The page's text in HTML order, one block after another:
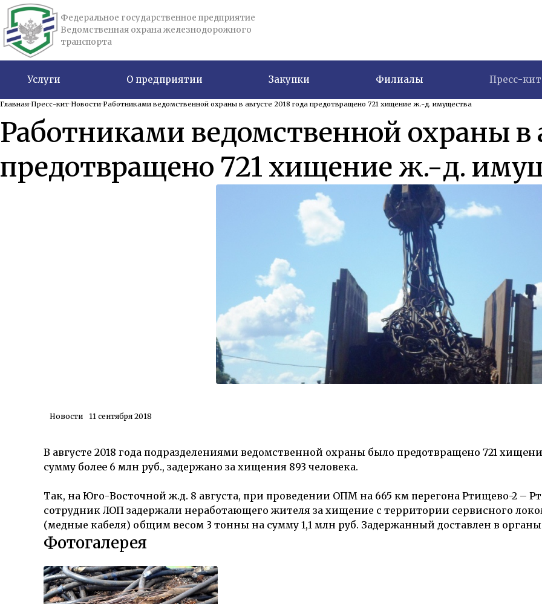
Федеральное государственное предприятие
Ведомственная охрана железнодорожного
транспорта
Услуги О предприятии Закупки Филиалы Пресс-кит
Главная Пресс-кит Новости Работниками ведомственной охраны в августе 2018 года предотвращено 721 хищение ж.-д. имущества
Работниками ведомственной охраны в
предотвращено 721 хищение ж.-д.
Новости 11 сентября 2018
В августе 2018 года подразделениями ведомственной охраны было предотвращено 721
сумму более 6 млн руб., задержано за хищения 893 человека.
Так, на Юго-Восточной ж.д. 8 августа, при проведении ОПМ на 665 км перегона Ртищево-2 –
сотрудник ЛОП задержали неработающего жителя за хищение с территории сервисного
(медные кабеля) общим весом 3 тонны на сумму 1,1 млн руб. Задержанный доставлен в
Фотогалерея